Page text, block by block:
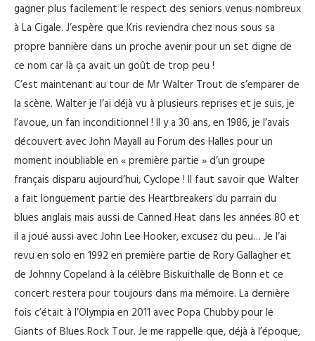
gagner plus facilement le respect des seniors venus nombreux
à La Cigale. J’espère que Kris reviendra chez nous sous sa
propre bannière dans un proche avenir pour un set digne de
ce nom car là ça avait un goût de trop peu !
C’est maintenant au tour de Mr Walter Trout de s’emparer de
la scène. Walter je l’ai déjà vu à plusieurs reprises et je suis, je
l’avoue, un fan inconditionnel ! Il y a 30 ans, en 1986, je l’avais
découvert avec John Mayall au Forum des Halles pour un
moment inoubliable en « première partie » d’un groupe
français disparu aujourd’hui, Cyclope ! Il faut savoir que Walter
a fait longuement partie des Heartbreakers du parrain du
blues anglais mais aussi de Canned Heat dans les années 80 et
il a joué aussi avec John Lee Hooker, excusez du peu… Je l’ai
revu en solo en 1992 en première partie de Rory Gallagher et
de Johnny Copeland à la célèbre Biskuithalle de Bonn et ce
concert restera pour toujours dans ma mémoire. La dernière
fois c’était à l’Olympia en 2011 avec Popa Chubby pour le
Giants of Blues Rock Tour. Je me rappelle que, déjà à l’époque,